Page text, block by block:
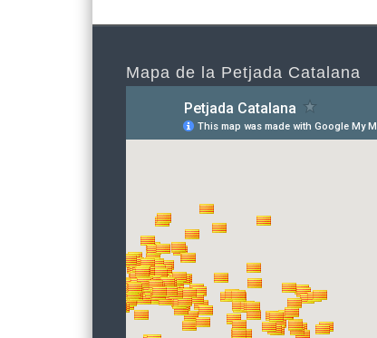
Mapa de la Petjada Catalana